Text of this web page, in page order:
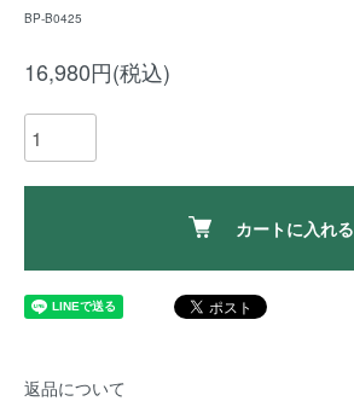
BP-B0425
16,980円(税込)
カートに入れる
返品について